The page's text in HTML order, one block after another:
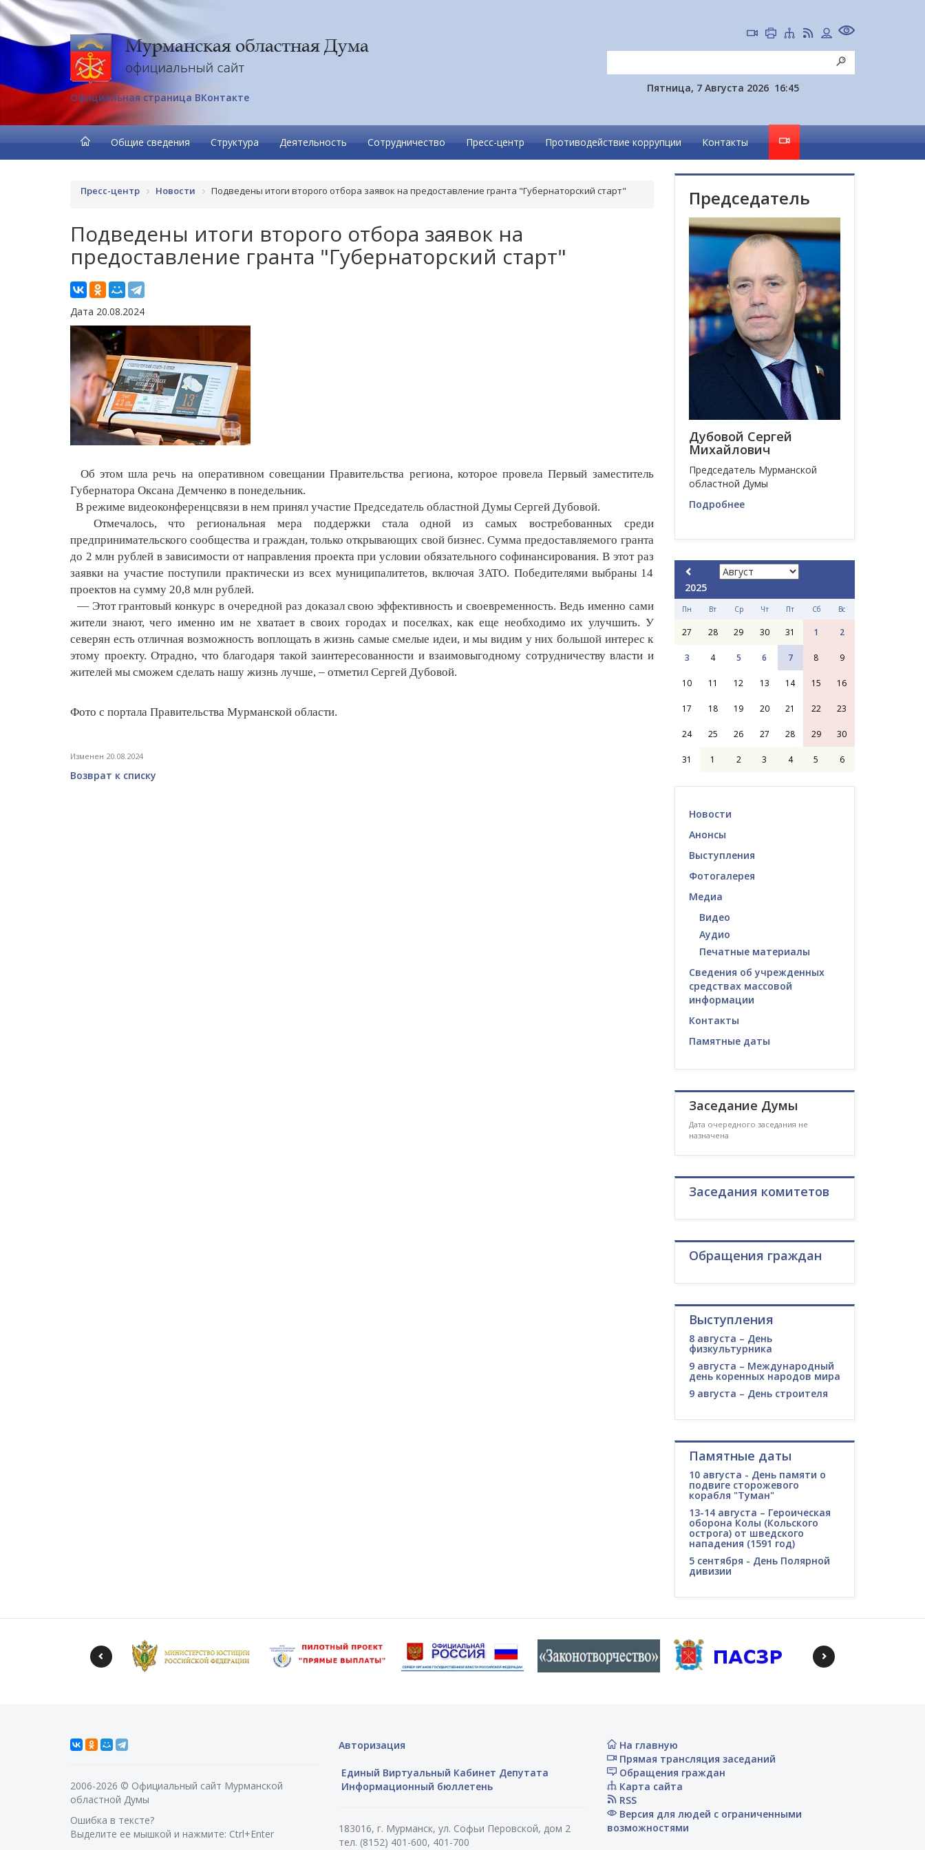
Официальная страница ВКонтакте
Пятница, 7 Августа 2026 16:45
Общие сведения Структура Деятельность Сотрудничество Пресс-центр Противодействие коррупции Контакты
Пресс-центр Новости Подведены итоги второго отбора заявок на предоставление гранта "Губернаторский старт"
Подведены итоги второго отбора заявок на
предоставление гранта "Губернаторский старт"
Дата 20.08.2024
Об этом шла речь на оперативном совещании Правительства региона, которое провела Первый заместитель
Губернатора Оксана Демченко в понедельник.
В режиме видеоконференцсвязи в нем принял участие Председатель областной Думы Сергей Дубовой.
Отмечалось, что региональная мера поддержки стала одной из самых востребованных среди
предпринимательского сообщества и граждан, только открывающих свой бизнес. Сумма предоставляемого гранта
до 2 млн рублей в зависимости от направления проекта при условии обязательного софинансирования. В этот раз
заявки на участие поступили практически из всех муниципалитетов, включая ЗАТО. Победителями выбраны 14
проектов на сумму 20,8 млн рублей.
— Этот грантовый конкурс в очередной раз доказал свою эффективность и своевременность. Ведь именно сами
жители знают, чего именно им не хватает в своих городах и поселках, как еще необходимо их улучшить. У
северян есть отличная возможность воплощать в жизнь самые смелые идеи, и мы видим у них большой интерес к
этому проекту. Отрадно, что благодаря такой заинтересованности и взаимовыгодному сотрудничеству власти и
жителей мы сможем сделать нашу жизнь лучше, – отметил Сергей Дубовой.
Фото с портала Правительства Мурманской области.
Изменен 20.08.2024
Возврат к списку
Председатель
Дубовой Сергей
Михайлович
Председатель Мурманской
областной Думы
Подробнее
2025
Пн Вт Ср Чт Пт Сб Вс
27 28 29 30 31 1 2
3 4 5 6 7 8 9
10 11 12 13 14 15 16
17 18 19 20 21 22 23
24 25 26 27 28 29 30
31 1 2 3 4 5 6
Новости
Анонсы
Выступления
Фотогалерея
Медиа
Видео
Аудио
Печатные материалы
Сведения об учрежденных
средствах массовой
информации
Контакты
Памятные даты
Заседание Думы
Дата очередного заседания не
назначена
Заседания комитетов
Обращения граждан
Выступления
8 августа – День
физкультурника
9 августа – Международный
день коренных народов мира
9 августа – День строителя
Памятные даты
10 августа - День памяти о
подвиге сторожевого
корабля "Туман"
13-14 августа – Героическая
оборона Колы (Кольского
острога) от шведского
нападения (1591 год)
5 сентября - День Полярной
дивизии
2006-2026 © Официальный сайт Мурманской
областной Думы
Ошибка в тексте?
Выделите ее мышкой и нажмите: Ctrl+Enter
Авторизация
Единый Виртуальный Кабинет Депутата
Информационный бюллетень
183016, г. Мурманск, ул. Софьи Перовской, дом 2
тел. (8152) 401-600, 401-700
На главную
Прямая трансляция заседаний
Обращения граждан
Карта сайта
RSS
Версия для людей с ограниченными
возможностями